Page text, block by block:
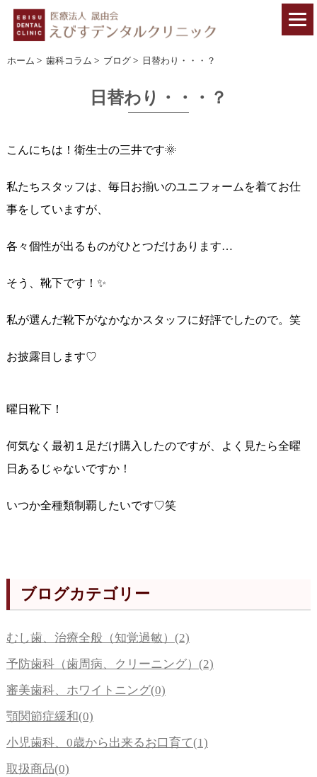
ホーム > 歯科コラム > ブログ > 日替わり・・・？
日替わり・・・？
こんにちは！衛生士の三井です🌞
私たちスタッフは、毎日お揃いのユニフォームを着てお仕
事をしていますが、
各々個性が出るものがひとつだけあります…
そう、靴下です！✨
私が選んだ靴下がなかなかスタッフに好評でしたので。笑
お披露目します♡
曜日靴下！
何気なく最初１足だけ購入したのですが、よく見たら全曜
日あるじゃないですか！
いつか全種類制覇したいです♡笑
ブログカテゴリー
むし歯、治療全般（知覚過敏）(2)
予防歯科（歯周病、クリーニング）(2)
審美歯科、ホワイトニング(0)
顎関節症緩和(0)
小児歯科、0歳から出来るお口育て(1)
取扱商品(0)